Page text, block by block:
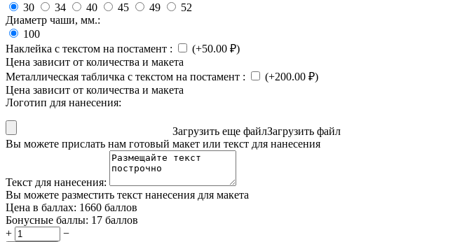
30
34 40 45 49
52
Диаметр чаши, мм.:
100
Наклейка с текстом на постамент : (+50.00 ₽)
Цена зависит от количества и макета
Металлическая табличка с текстом на постамент : (+200.00 ₽)
Цена зависит от количества и макета
Логотип для нанесения:
Загрузить еще файлЗагрузить файл
Вы можете прислать нам готовый макет или текст для нанесения
Текст для нанесения:
Вы можете разместить текст нанесения для макета
Цена в баллах: 1660 баллов
Бонусные баллы: 17 баллов
+
−